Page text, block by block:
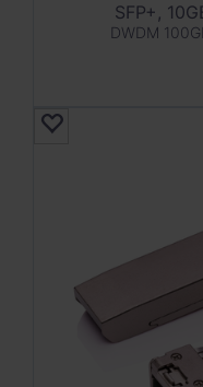
SFP+,
DWDM